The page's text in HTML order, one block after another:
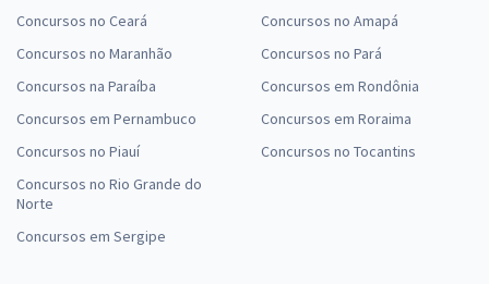
Concursos no Ceará
Concursos no Maranhão
Concursos na Paraíba
Concursos em Pernambuco
Concursos no Piauí
Concursos no Rio Grande do
Norte
Concursos em Sergipe
Concursos no Amapá
Concursos no Pará
Concursos em Rondônia
Concursos em Roraima
Concursos no Tocantins